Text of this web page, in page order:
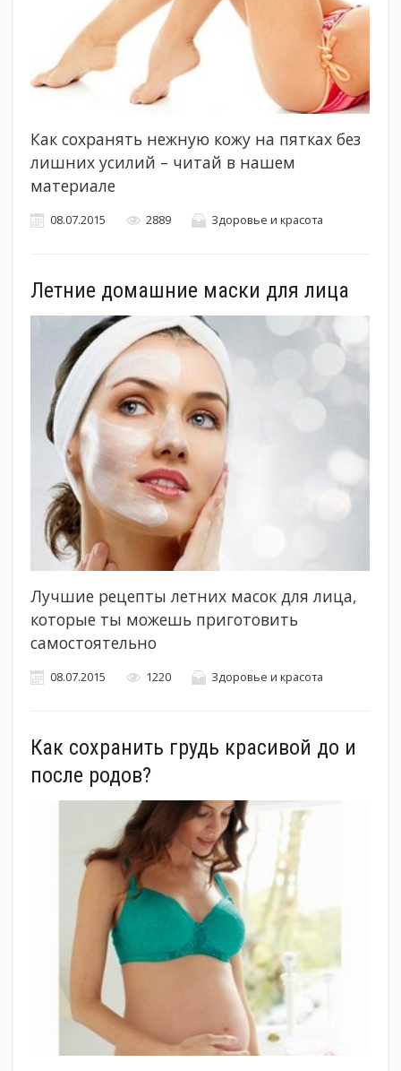
Как сохранять нежную кожу на пятках без
лишних усилий – читай в нашем
материале
08.07.2015 2889 Здоровье и красота
Летние домашние маски для лица
Лучшие рецепты летних масок для лица,
которые ты можешь приготовить
самостоятельно
08.07.2015 1220 Здоровье и красота
Как сохранить грудь красивой до и
после родов?